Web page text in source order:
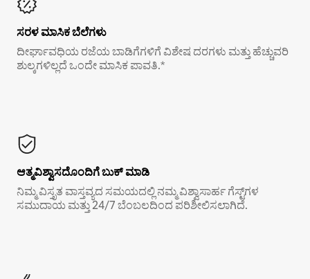
ಸರಳ ಮಾಸಿಕ ಬೆಲೆಗಳು
ದೀರ್ಘಾವಧಿಯ ರಜೆಯ ಬಾಡಿಗೆಗಳಿಗೆ ವಿಶೇಷ ದರಗಳು ಮತ್ತು ಹೆಚ್ಚುವರಿ
ಶುಲ್ಕಗಳಿಲ್ಲದೆ ಒಂದೇ ಮಾಸಿಕ ಪಾವತಿ.*
ಆತ್ಮವಿಶ್ವಾಸದೊಂದಿಗೆ ಬುಕ್ ಮಾಡಿ
ನಿಮ್ಮ ವಿಸ್ತೃತ ವಾಸ್ತವ್ಯದ ಸಮಯದಲ್ಲಿ ನಮ್ಮ ವಿಶ್ವಾಸಾರ್ಹ ಗೆಸ್ಟ್‌ಗಳ
ಸಮುದಾಯ ಮತ್ತು 24/7 ಬೆಂಬಲದಿಂದ ಪರಿಶೀಲಿಸಲಾಗಿದೆ.